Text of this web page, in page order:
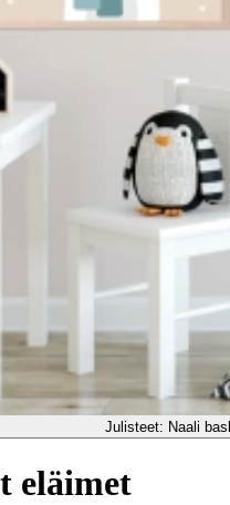
Julisteet: Naali
eläimet